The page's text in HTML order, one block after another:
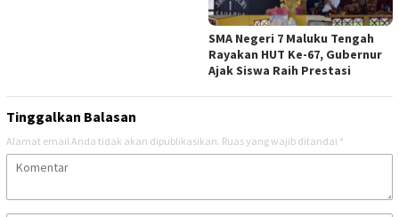
SMA Negeri 7 Maluku Tengah
Rayakan HUT Ke-67, Gubernur
Ajak Siswa Raih Prestasi
Tinggalkan Balasan
Alamat email Anda tidak akan dipublikasikan. Ruas yang wajib ditandai *